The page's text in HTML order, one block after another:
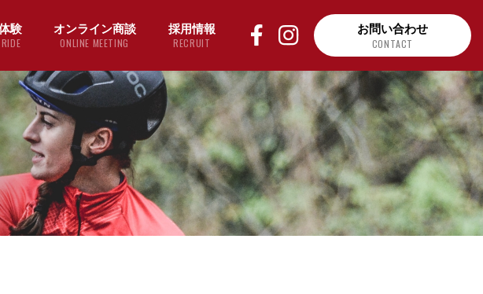
験
オンライン商談
ONLINE MEETING
採用情報
RECRUIT
お問い合わせ
CONTACT